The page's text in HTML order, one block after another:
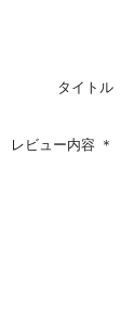
タイトル
レビュー内容 ＊